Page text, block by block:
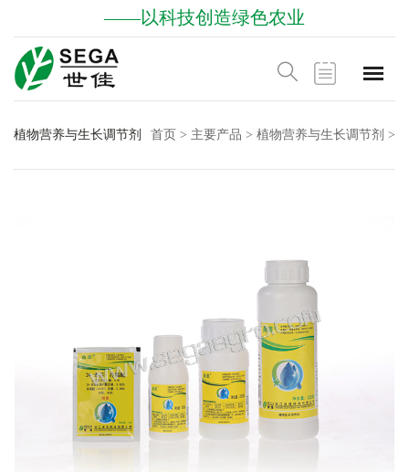
——以科技创造绿色农业
植物营养与生长调节剂 首页 > 主要产品 > 植物营养与生长调节剂 >